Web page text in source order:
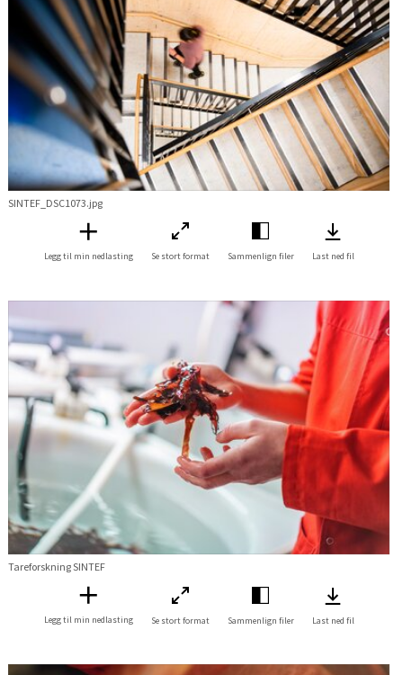
SINTEF_DSC1073.jpg
Legg til min nedlasting Se stort format Sammenlign filer Last ned fil
Tareforskning SINTEF
Legg til min nedlasting Se stort format Sammenlign filer Last ned fil